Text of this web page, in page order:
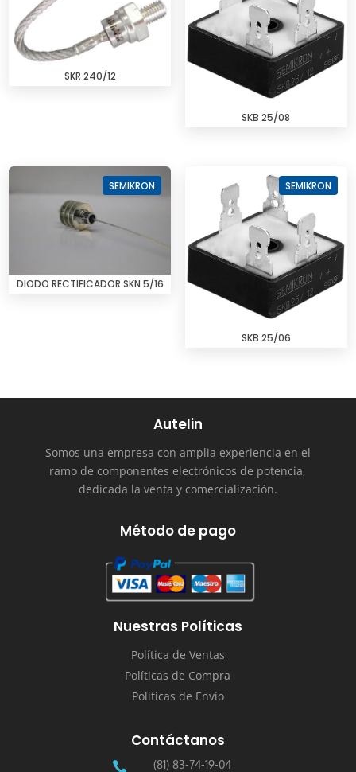
SKR 240/12
SKB 25/08
SEMIKRON
DIODO RECTIFICADOR SKN 5/16
SEMIKRON
SKB 25/06
Autelin
Somos una empresa con amplia experiencia en el
ramo de componentes electrónicos de potencia,
dedicada la venta y comercialización.
Método de pago
Nuestras Políticas
Política de Ventas
Políticas de Compra
Políticas de Envío
Contáctanos
 (81) 83-74-19-04